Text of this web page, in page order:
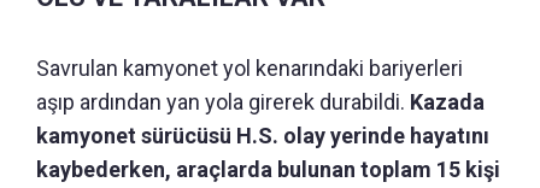
Savrulan kamyonet yol kenarındaki bariyerleri
aşıp ardından yan yola girerek durabildi. Kazada
kamyonet sürücüsü H.S. olay yerinde hayatını
kaybederken, araçlarda bulunan toplam 15 kişi